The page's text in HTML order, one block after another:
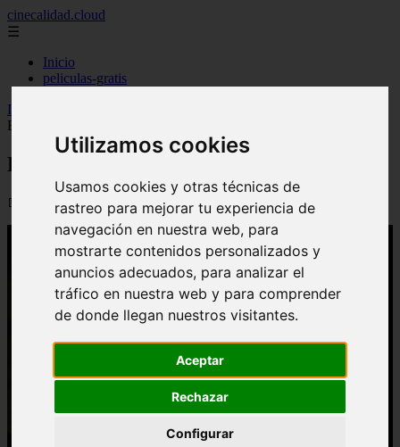
Utilizamos cookies
Usamos cookies y otras técnicas de
rastreo para mejorar tu experiencia de
navegación en nuestra web, para
mostrarte contenidos personalizados y
anuncios adecuados, para analizar el
tráfico en nuestra web y para comprender
de donde llegan nuestros visitantes.
Aceptar
Rechazar
Configurar
cinecalidad.cloud
☰
Inicio
peliculas-gratis
Inicio
Explicado
En la Casa de al Lado ᐉ Final Explicado
📅 13/02/2026